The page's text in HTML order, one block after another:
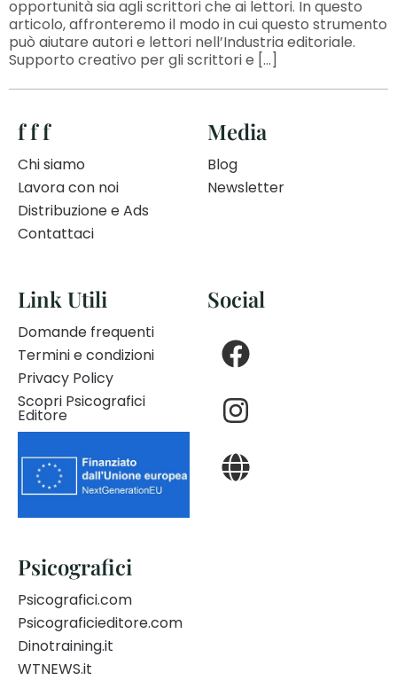
opportunità sia agli scrittori che ai lettori. In questo
articolo, affronteremo il modo in cui questo strumento
può aiutare autori e lettori nell’Industria editoriale.
Supporto creativo per gli scrittori e […]
f f f
Chi siamo
Lavora con noi
Distribuzione e Ads
Contattaci
Media
Blog
Newsletter
Link Utili
Domande frequenti
Termini e condizioni
Privacy Policy
Scopri Psicografici
Editore
Social
Psicografici
Psicografici.com
Psicograficieditore.com
Dinotraining.it
WTNEWS.it